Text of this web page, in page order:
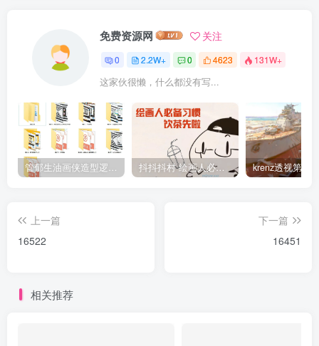
免费资源网 关注
0 2.2W+ 0 4623 131W+
这家伙很懒，什么都没有写...
管郁生油画侠造型逻辑班第一期2019年5月【高清不缺课】 抖抖抖村 绘画人必备习惯2020【画质不错】
上一篇
16522
下一篇
16451
相关推荐